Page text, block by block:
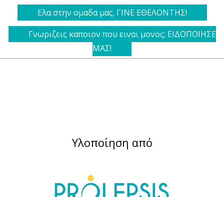
Ελα στην ομαδα μας. ΓΙΝΕ ΕΘΕΛΟΝΤΗΣ!
Γνωριζεις καποιον που ειναι μονος; ΕΙΔΟΠΟΙΗΣΕ
ΜΑΣ!
Υλοποίηση από